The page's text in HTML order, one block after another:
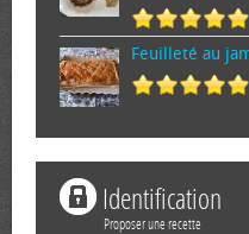
Feuilleté au
Identification
Proposer une recette